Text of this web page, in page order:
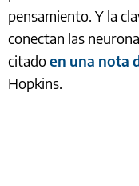
pensamiento. Y la
conectan las
citadoen una nota
Hopkins.